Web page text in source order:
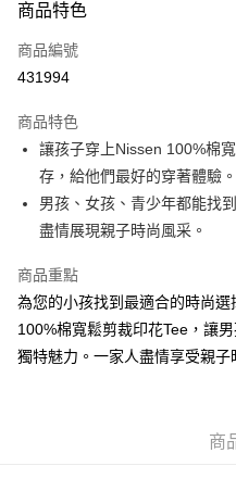
信用卡
Apple Pay
PayMe
WeChat Pay
送貨方式
付款後順豐自助櫃
每筆HK$40.00，滿HK$350.00
付款後順豐站及營業點
每筆HK$40.00，滿HK$350.00
商品特色
商品編號
431994
商品特色
讓孩子穿上Nissen 100%棉
存，給他們最好的穿著體驗。
男孩、女孩、青少年都能找
盡情展現親子時尚風采。
商品重點
為您的小孩找到最適合的時尚
100%棉寬鬆剪裁印花Tee，讓
獨特魅力。一家人盡情享受親子
商